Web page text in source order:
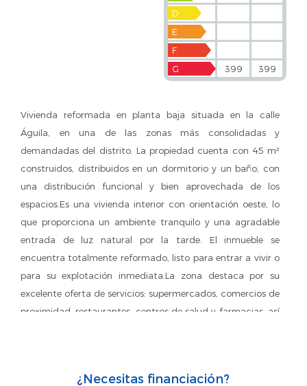
D
E
F
G
399 399
Vivienda reformada en planta baja situada en la calle
Águila, en una de las zonas más consolidadas y
demandadas del distrito. La propiedad cuenta con 45 m²
construidos, distribuidos en un dormitorio y un baño, con
una distribución funcional y bien aprovechada de los
espacios.Es una vivienda interior con orientación oeste, lo
que proporciona un ambiente tranquilo y una agradable
entrada de luz natural por la tarde. El inmueble se
encuentra totalmente reformado, listo para entrar a vivir o
para su explotación inmediata.La zona destaca por su
excelente oferta de servicios: supermercados, comercios de
proximidad, restaurantes, centros de salud y farmacias, así
acceso rápido a las principales vías de la ciudad.Gracias a
¿Necesitas financiación?